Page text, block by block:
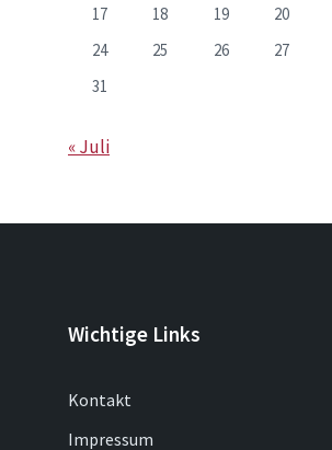
17
18 19 20
24
25 26 27
31
« Juli
Wichtige Links
Kontakt
Impressum